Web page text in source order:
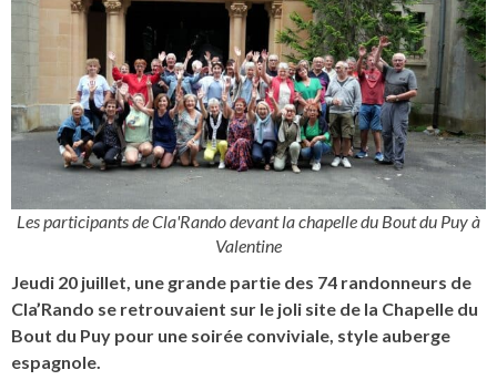
Les participants de Cla'Rando devant la chapelle du Bout du Puy à
Valentine
Jeudi 20 juillet, une grande partie des 74 randonneurs de
Cla’Rando se retrouvaient sur le joli site de la Chapelle du
Bout du Puy pour une soirée conviviale, style auberge
espagnole.